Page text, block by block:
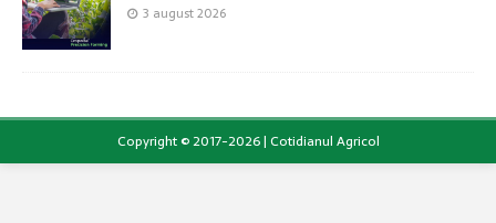
3 august 2026
Copyright © 2017-2026 | Cotidianul Agricol